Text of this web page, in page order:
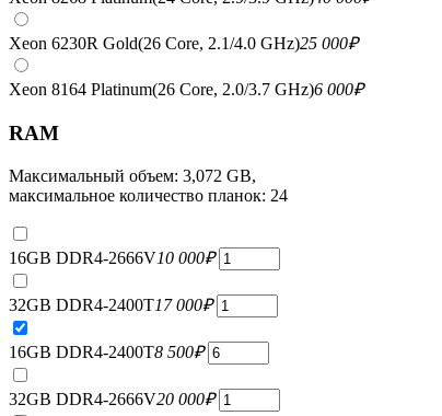
Xeon 6230R Gold(26 Core, 2.1/4.0 GHz)25 000₽
Xeon 8164 Platinum(26 Core, 2.0/3.7 GHz)6 000₽
RAM
Максимальный объем: 3,072 GB,
максимальное количество планок: 24
16GB DDR4-2666V10 000₽
32GB DDR4-2400T17 000₽
16GB DDR4-2400T8 500₽
32GB DDR4-2666V20 000₽